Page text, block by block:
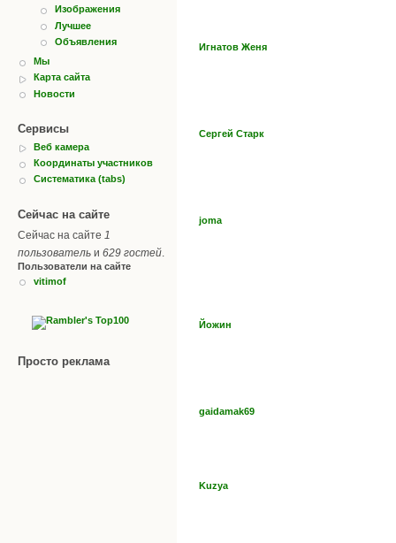
Изображения
Лучшее
Объявления
Мы
Карта сайта
Новости
Сервисы
Веб камера
Координаты участников
Систематика (tabs)
Сейчас на сайте
Сейчас на сайте 1
пользователь и 629 гостей
Пользователи на сайте
vitimof
Просто реклама
Игнатов Женя
Сергей Старк
joma
Йожин
gaidamak69
Kuzya